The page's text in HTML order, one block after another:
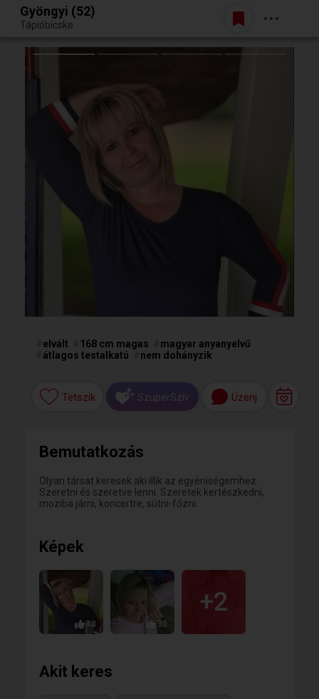
Egy jó randiból bármi lehet.
Belépés
Gyöngyi (52)
Tápióbicske
elvált 168 cm magas
magyar anyanyelvű
átlagos testalkatú nem dohányzik
Tetszik SzuperSzív Üzenj
Bemutatkozás
Olyan társat keresek aki illik az egyéniségemhez.
Szeretni és szeretve lenni. Szeretek kertészkedni,
moziba járni, koncertre, sütni-főzni.
Képek
48 30
+2
Akit keres